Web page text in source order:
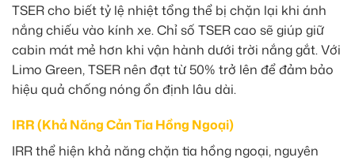
TSER cho biết tỷ lệ nhiệt tổng thể bị chặn lại khi ánh
nắng chiếu vào kính xe. Chỉ số TSER cao sẽ giúp giữ
cabin mát mẻ hơn khi vận hành dưới trời nắng gắt. Với
Limo Green, TSER nên đạt từ 50% trở lên để đảm bảo
hiệu quả chống nóng ổn định lâu dài.
IRR (Khả Năng Cản Tia Hồng Ngoại)
IRR thể hiện khả năng chặn tia hồng ngoại, nguyên